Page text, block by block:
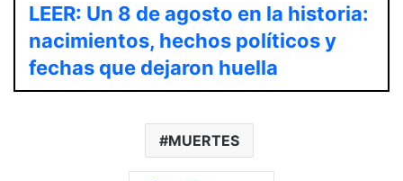
LEER: Un 8 de agosto en la historia:
nacimientos, hechos políticos y
fechas que dejaron huella
MUERTES